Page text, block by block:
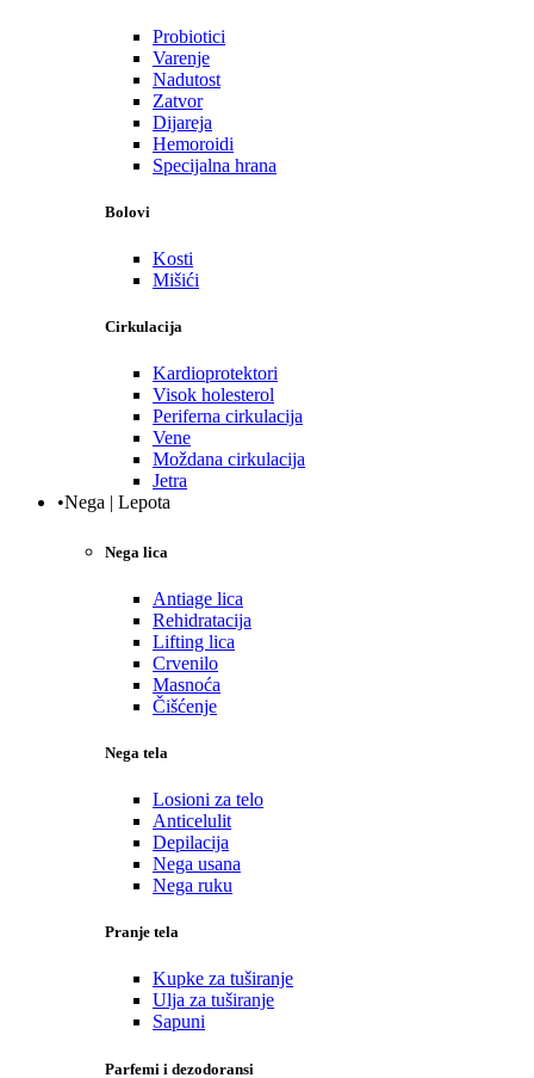
Probiotici
Varenje
Nadutost
Zatvor
Dijareja
Hemoroidi
Specijalna hrana
Bolovi
Kosti
Mišići
Cirkulacija
Kardioprotektori
Visok holesterol
Periferna cirkulacija
Vene
Moždana cirkulacija
Jetra
•Nega | Lepota
Nega lica
Antiage lica
Rehidratacija
Lifting lica
Crvenilo
Masnoća
Čišćenje
Nega tela
Losioni za telo
Anticelulit
Depilacija
Nega usana
Nega ruku
Pranje tela
Kupke za tuširanje
Ulja za tuširanje
Sapuni
Parfemi i dezodoransi